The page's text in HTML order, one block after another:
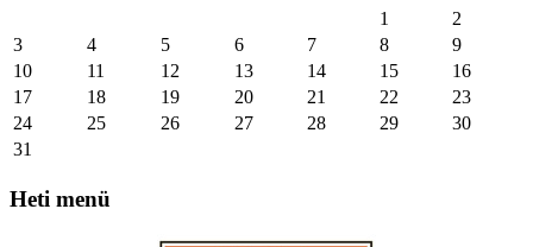
1
2
3
4 5 6 7 8
9
10
11 12 13 14 15
16
17
18 19 20 21 22
23
24
25 26 27 28 29
30
31
Heti menü